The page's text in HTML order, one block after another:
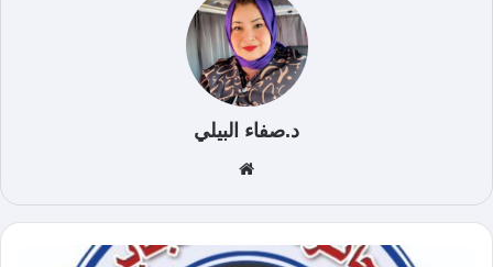
د.صفاء البيلي
الوي
ب